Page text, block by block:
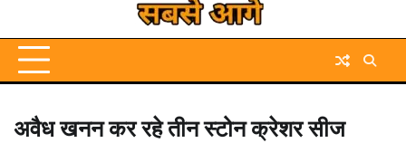
अवैध खनन कर रहे तीन स्टोन क्रेशर सीज